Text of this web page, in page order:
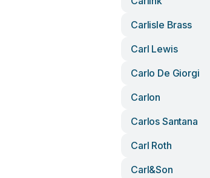
Carlisle Brass
Carl Lewis
Carlo De Giorgi
Carlon
Carlos Santana
Carl Roth
Carl&son